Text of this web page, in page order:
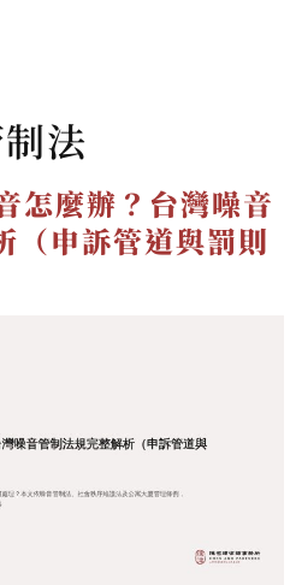
法
怎麼辦？台灣噪音
（申訴管道與罰則